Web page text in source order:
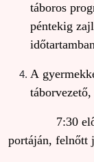
táboros
péntekig
A
7:30 előtt és
portáján, felnőtt